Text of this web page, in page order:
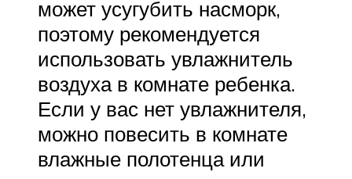
может усугубить насморк,
поэтому рекомендуется
использовать увлажнитель
воздуха в комнате ребенка.
Если у вас нет увлажнителя,
можно повесить в комнате
влажные полотенца или